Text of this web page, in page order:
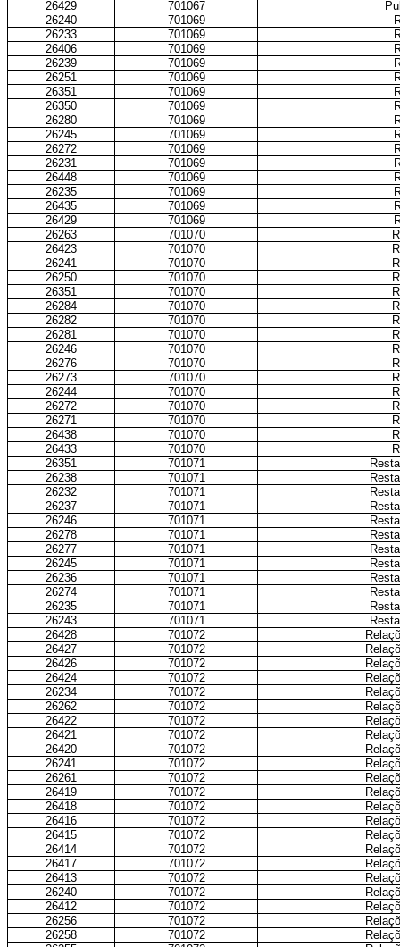
26429
701067
26240
701069
26233
701069
26406
701069
26239
701069
26251
701069
26351
701069
26350
701069
26280
701069
26245
701069
26272
701069
26231
701069
26448
701069
26235
701069
26435
701069
26429
701069
26263
701070
26423
701070
26241
701070
26250
701070
26351
701070
26284
701070
26282
701070
26281
701070
26246
701070
26276
701070
26273
701070
26244
701070
26272
701070
26271
701070
26438
701070
26433
701070
26351
701071
26238
701071
26232
701071
26237
701071
26246
701071
26278
701071
26277
701071
26245
701071
26236
701071
26274
701071
26235
701071
26243
701071
26428
701072
26427
701072
26426
701072
26424
701072
26234
701072
26262
701072
26422
701072
26421
701072
26420
701072
26241
701072
26261
701072
26419
701072
26418
701072
26416
701072
26415
701072
26414
701072
26417
701072
26413
701072
26240
701072
26412
701072
26256
701072
26258
701072